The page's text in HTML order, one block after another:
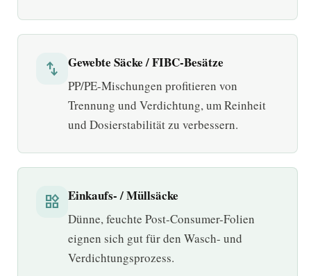
swap_vert Gewebte Säcke / FIBC-Besätze
PP/PE-Mischungen profitieren von
Trennung und Verdichtung, um Reinheit
und Dosierstabilität zu verbessern.
widgets Einkaufs- / Müllsäcke
Dünne, feuchte Post-Consumer-Folien
eignen sich gut für den Wasch- und
Verdichtungsprozess.